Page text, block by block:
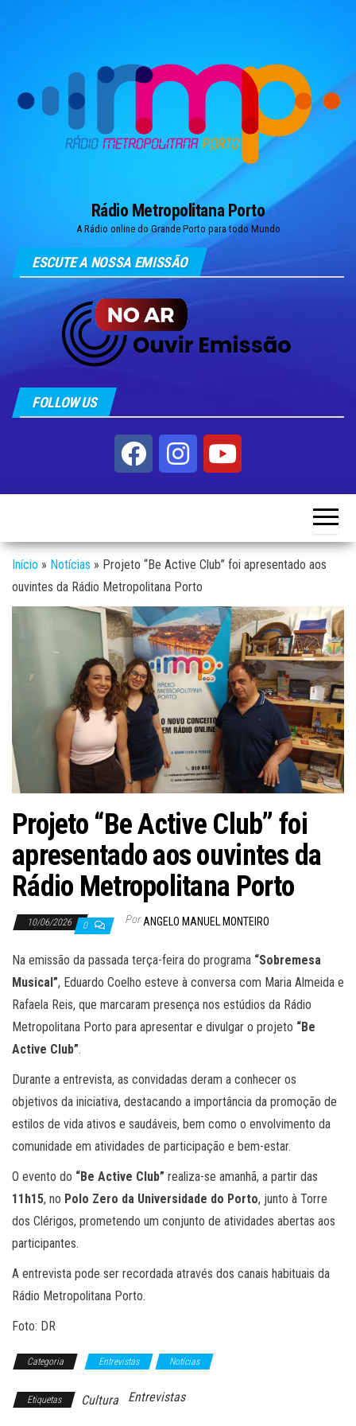
Rádio Metropolitana Porto
A Rádio online do Grande Porto para todo Mundo
ESCUTE A NOSSA EMISSÃO
FOLLOW US
Início » Notícias » Projeto “Be Active Club” foi apresentado aos
ouvintes da Rádio Metropolitana Porto
Projeto “Be Active Club” foi
apresentado aos ouvintes da
Rádio Metropolitana Porto
10/06/2026 0 Por ANGELO MANUEL MONTEIRO
Na emissão da passada terça-feira do programa “Sobremesa
Musical”, Eduardo Coelho esteve à conversa com Maria Almeida e
Rafaela Reis, que marcaram presença nos estúdios da Rádio
Metropolitana Porto para apresentar e divulgar o projeto “Be
Active Club”.
Durante a entrevista, as convidadas deram a conhecer os
objetivos da iniciativa, destacando a importância da promoção de
estilos de vida ativos e saudáveis, bem como o envolvimento da
comunidade em atividades de participação e bem-estar.
O evento do “Be Active Club” realiza-se amanhã, a partir das
11h15, no Polo Zero da Universidade do Porto, junto à Torre
dos Clérigos, prometendo um conjunto de atividades abertas aos
participantes.
A entrevista pode ser recordada através dos canais habituais da
Rádio Metropolitana Porto.
Foto: DR
Categoria Entrevistas Notícias
Etiquetas Cultura Entrevistas